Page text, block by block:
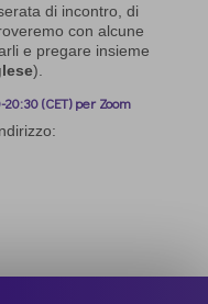
di incontro, di
con alcune
e pregare insieme
).
(CET) per Zoom